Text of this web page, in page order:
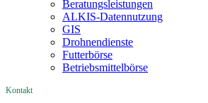
Beratungsleistungen
ALKIS-Datennutzung
GIS
Drohnendienste
Futterbörse
Betriebsmittelbörse
Kontakt